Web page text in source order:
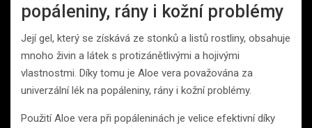
popáleniny, rány i kožní problémy
Její gel, který se získává ze stonků a listů rostliny, obsahuje
mnoho živin a látek s protizánětlivými a hojivými
vlastnostmi. Díky tomu je Aloe vera považována za
univerzální lék na popáleniny, rány i kožní problémy.
Použití Aloe vera při popáleninách je velice efektivní díky